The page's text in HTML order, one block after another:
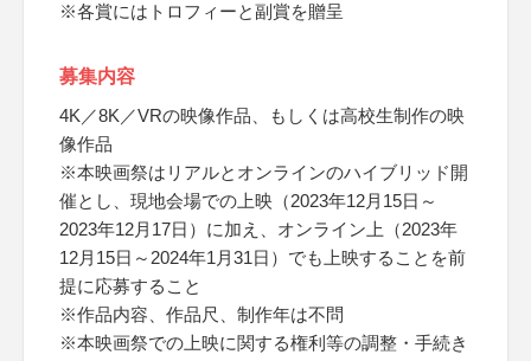
※各賞にはトロフィーと副賞を贈呈
募集内容
4K／8K／VRの映像作品、もしくは高校生制作の映
像作品
※本映画祭はリアルとオンラインのハイブリッド開
催とし、現地会場での上映（2023年12月15日～
2023年12月17日）に加え、オンライン上（2023年
12月15日～2024年1月31日）でも上映することを前
提に応募すること
※作品内容、作品尺、制作年は不問
※本映画祭での上映に関する権利等の調整・手続き